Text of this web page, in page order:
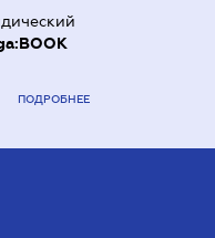
ПОДРОБНЕЕ